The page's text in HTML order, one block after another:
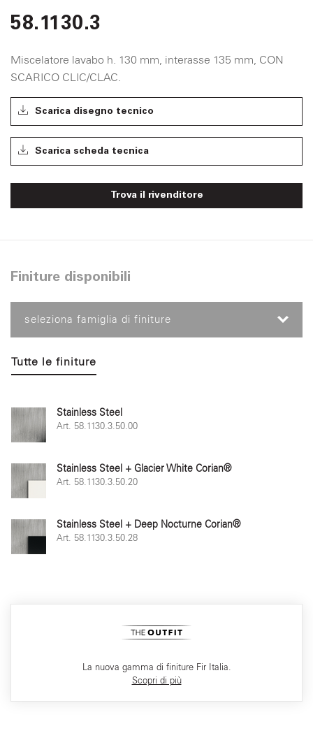
58.1130.3
Miscelatore lavabo h. 130 mm, interasse 135 mm, CON
SCARICO CLIC/CLAC.
Scarica disegno tecnico
Scarica scheda tecnica
Trova il rivenditore
Finiture disponibili
seleziona famiglia di finiture
Tutte le finiture
Stainless Steel
Art. 58.1130.3.50.00
Stainless Steel + Glacier White Corian®
Art. 58.1130.3.50.20
Stainless Steel + Deep Nocturne Corian®
Art. 58.1130.3.50.28
La nuova gamma di finiture Fir Italia.
Scopri di più